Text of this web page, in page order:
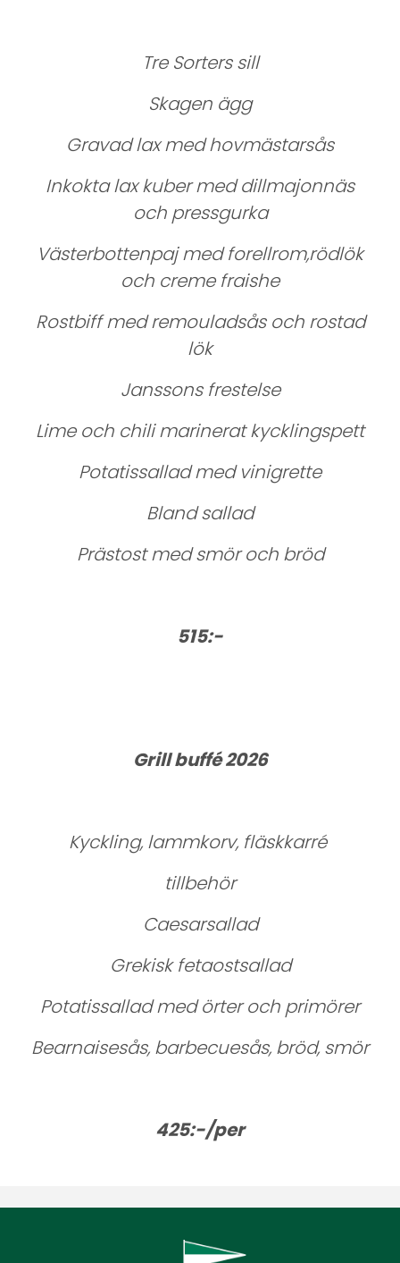
Tre Sorters sill
Skagen ägg
Gravad lax med hovmästarsås
Inkokta lax kuber med dillmajonnäs
och pressgurka
Västerbottenpaj med forellrom,rödlök
och creme fraishe
Rostbiff med remouladsås och rostad
lök
Janssons frestelse
Lime och chili marinerat kycklingspett
Potatissallad med vinigrette
Bland sallad
Prästost med smör och bröd
515:-
Grill buffé 2026
Kyckling, lammkorv, fläskkarré
tillbehör
Caesarsallad
Grekisk fetaostsallad
Potatissallad med örter och primörer
Bearnaisesås, barbecuesås, bröd, smör
425:-/per